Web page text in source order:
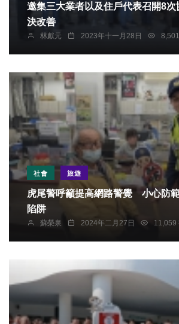
邀集三大業者以及住戶代表召開8次
決改善
林獻元 2023年十一月28日
社會 旅遊
虎尾警呼籲提高網路警覺 小心防
陷阱
蘇榮泉 2024年二月27日 11,059